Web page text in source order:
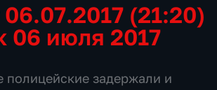
(21:20)
06 июля 2017
полицейские задержали и